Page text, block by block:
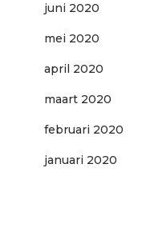
juni 2020
mei 2020
april 2020
maart 2020
februari 2020
januari 2020